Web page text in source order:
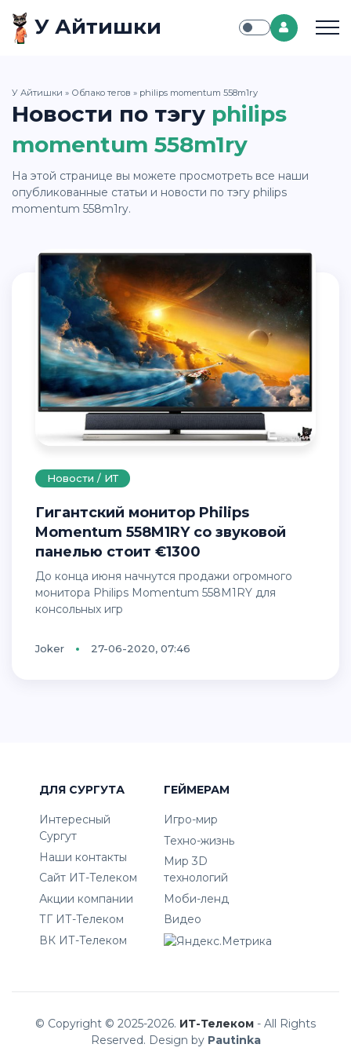
У Айтишки
У Айтишки » Облако тегов » philips momentum 558m1ry
Новости по тэгу philips
momentum 558m1ry
На этой странице вы можете просмотреть все наши
опубликованные статьи и новости по тэгу philips
momentum 558m1ry.
Новости / ИТ
Гигантский монитор Philips
Momentum 558M1RY со звуковой
панелью стоит €1300
До конца июня начнутся продажи огромного
монитора Philips Momentum 558M1RY для
консольных игр
Joker 27-06-2020, 07:46
ДЛЯ СУРГУТА
Интересный
Сургут
Наши контакты
Сайт ИТ-Телеком
Акции компании
ТГ ИТ-Телеком
ВК ИТ-Телеком
ГЕЙМЕРАМ
Игро-мир
Техно-жизнь
Мир 3D
технологий
Моби-ленд
Видео
© Copyright © 2025-2026. ИТ-Телеком - All Rights
Reserved. Design by Pautinka